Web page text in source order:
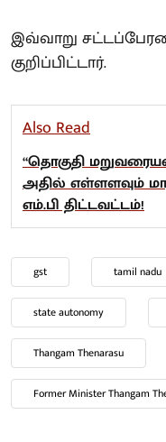
இவ்வாறு
குறிப்பிட்டார்.
Also Read
“தொகுதி
அதில் எள்ளளவும்
எம்.பி திட்டவட்டம்!
gst tamil nadu
state autonomy
Thangam Thenarasu
Former Minister Thangam